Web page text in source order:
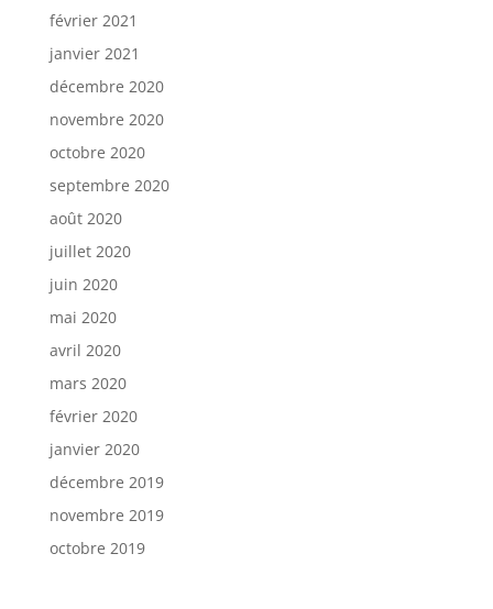
février 2021
janvier 2021
décembre 2020
novembre 2020
octobre 2020
septembre 2020
août 2020
juillet 2020
juin 2020
mai 2020
avril 2020
mars 2020
février 2020
janvier 2020
décembre 2019
novembre 2019
octobre 2019